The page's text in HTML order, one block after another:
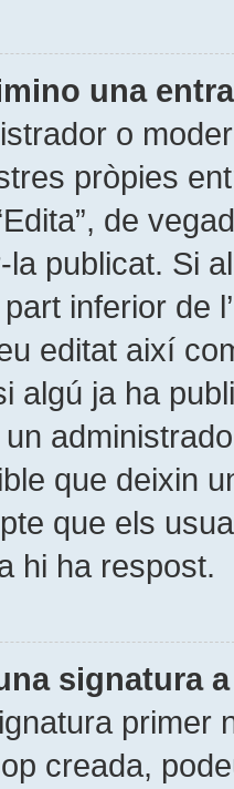
una
o
pròpies
de
la publicat. Si
inferior de
editat així
algú ja ha
que deixin
que els
hi ha respost.
signatura
primer
creada,